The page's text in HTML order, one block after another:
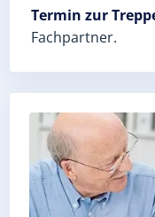
Termin zur
Fachpartner.
Exaktes